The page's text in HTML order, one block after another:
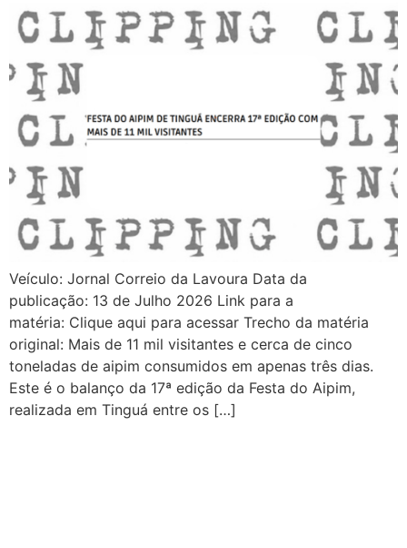
Veículo: Jornal Correio da Lavoura Data da
publicação: 13 de Julho 2026 Link para a
matéria: Clique aqui para acessar Trecho da matéria
original: Mais de 11 mil visitantes e cerca de cinco
toneladas de aipim consumidos em apenas três dias.
Este é o balanço da 17ª edição da Festa do Aipim,
realizada em Tinguá entre os […]